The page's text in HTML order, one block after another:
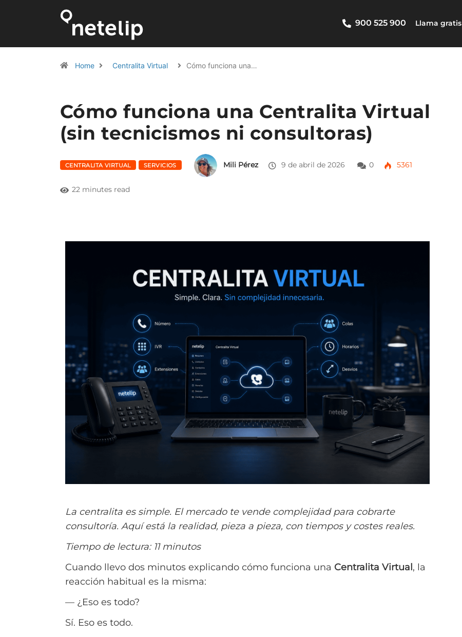
900 525 900 Llama gratis
Home Centralita Virtual Cómo funciona una…
Cómo funciona una Centralita Virtual
(sin tecnicismos ni consultoras)
CENTRALITA VIRTUAL SERVICIOS Mili Pérez 9 de abril de 2026 0 5361
22 minutes read
La centralita es simple. El mercado te vende complejidad para cobrarte
consultoría. Aquí está la realidad, pieza a pieza, con tiempos y costes reales.
Tiempo de lectura: 11 minutos
Cuando llevo dos minutos explicando cómo funciona una Centralita Virtual , la
reacción habitual es la misma:
— ¿Eso es todo?
Sí. Eso es todo.